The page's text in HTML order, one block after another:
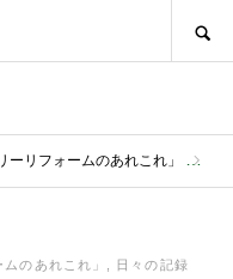
ーリフォームのあれこれ」
のあれこれ」
日々の記録